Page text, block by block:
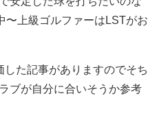
〜上級ゴルファーはLSTがお
た記事がありますのでそち
ブが自分に合いそうか参考